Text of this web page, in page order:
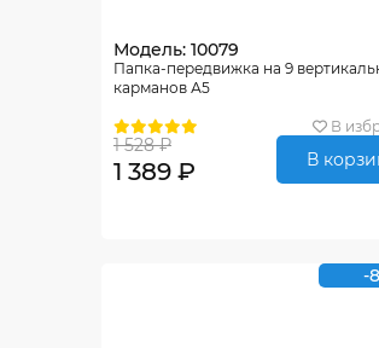
Модель: 10079
Папка-передвижка на 9
карманов А5
В
1 528 ₽
1 389 ₽ В
-